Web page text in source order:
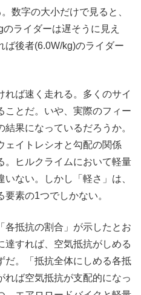
数字の大小だけで見ると、
ライダーは遅そうに見え
ば後者(6.0W/kg)のライダー
ば速く走れる。多くのサイ
ことだ。いや、実際のフィー
果になっているだろうか。
ェイトレシオと勾配の関係
。ヒルクライムにおいて軽量
ない。しかし「軽さ」は、
素の1つでしかない。
各抵抗の割合」が示したとお
達すれば、空気抵抗がしめる
だ。「抵抗全体にしめる各抵
れば空気抵抗が支配的になっ